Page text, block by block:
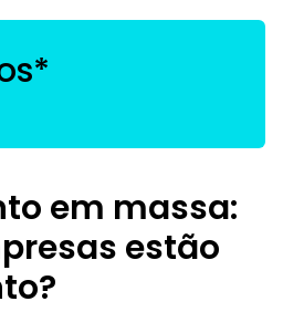
em massa:
estão